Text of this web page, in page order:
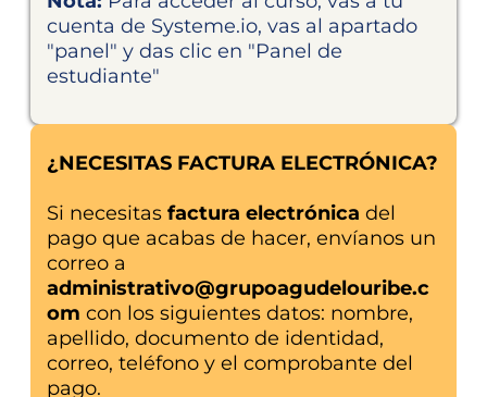
cuenta de Systeme.io, vas al apartado
"panel" y das clic en "Panel de
estudiante"
¿NECESITAS FACTURA ELECTRÓNICA?
Si necesitas factura electrónica del
pago que acabas de hacer, envíanos un
correo a
administrativo@grupoagudelouribe.c
om con los siguientes datos: nombre,
apellido, documento de identidad,
correo, teléfono y el comprobante del
pago.